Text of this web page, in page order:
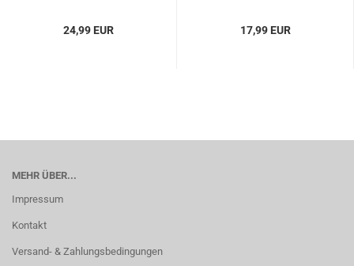
24,99 EUR 17,99 EUR
MEHR ÜBER...
Impressum
Kontakt
Versand- & Zahlungsbedingungen